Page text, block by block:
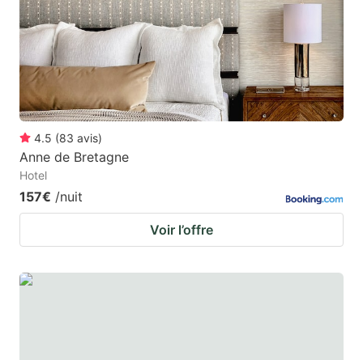
4.5 (83 avis)
Anne de Bretagne
Hotel
157€ /nuit
Voir l’offre